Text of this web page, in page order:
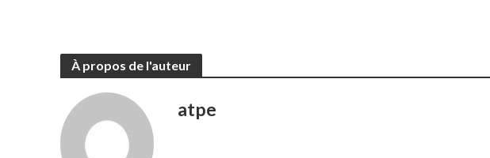
À propos de l'auteur
atpe